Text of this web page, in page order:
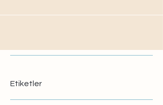
Etiketler